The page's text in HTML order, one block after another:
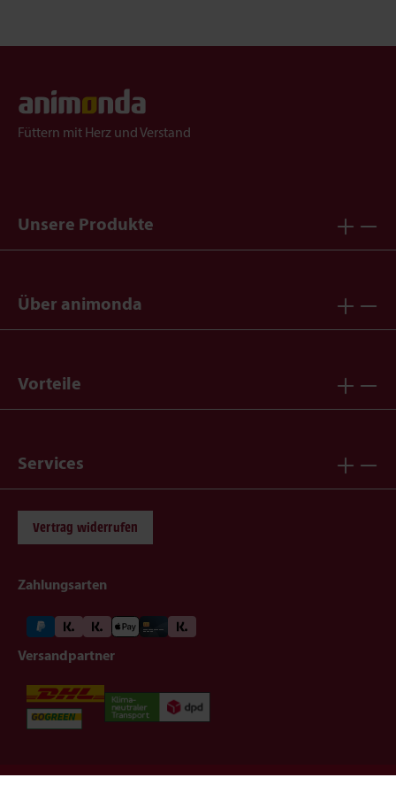
Füttern mit Herz und Verstand
Unsere Produkte
Über animonda
Vorteile
Services
Vertrag widerrufen
Zahlungsarten
Versandpartner